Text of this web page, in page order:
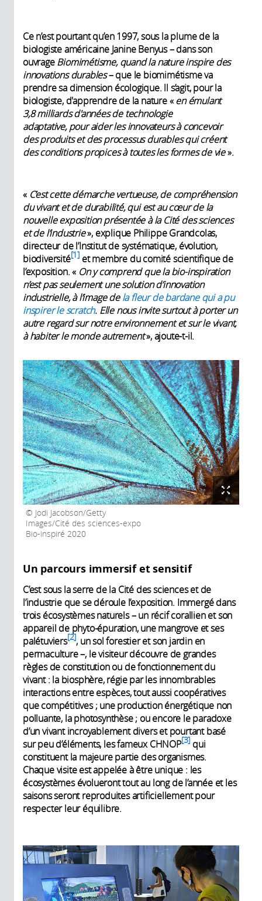
Ce n’est pourtant qu’en 1997, sous la plume de la
biologiste américaine Janine Benyus – dans son
ouvrageBiomimétisme, quand la nature inspire des
innovations durables– que le biomimétisme va
prendre sa dimension écologique. ll s’agit, pour la
biologiste, d'apprendre de la nature «en émulant
3,8 milliards d'années de technologie
adaptative, pour aider les innovateurs à concevoir
des produits et des processus durables qui créent
des conditions propices à toutes les formes de vie».
« C’est cette démarche vertueuse, de compréhension
du vivant et de durabilité, qui est au cœur de la
nouvelle exposition présentée à la Cité des sciences
et de l’industrie», explique Philippe Grandcolas,
directeur de l’Institut de systématique, évolution,
biodiversité 1 et membre du comité scientifique de
l’exposition. « On y comprend que la bio-inspiration
n’est pas seulement une solution d’innovation
industrielle, à l’image dela fleur de bardane qui a pu
inspirer le scratch. Elle nous invite surtout à porter un
autre regard sur notre environnement et sur le vivant,
à habiter le monde autrement», ajoute-t-il.
Jodi Jacobson/Getty
Images/Cité des sciences-expo
Bio-inspiré 2020
Un parcours immersif et sensitif
C’est sous la serre de la Cité des sciences et de
l’industrie que se déroule l’exposition. Immergé dans
trois écosystèmes naturels – un récif corallien et son
appareil de phyto-épuration, une mangrove et ses
palétuviers 2 , un sol forestier et son jardin en
permaculture –, le visiteur découvre de grandes
règles de constitution ou de fonctionnement du
vivant : la biosphère, régie par les innombrables
interactions entre espèces, tout aussi coopératives
que compétitives ; une production énergétique non
polluante, la photosynthèse ; ou encore le paradoxe
d’un vivant incroyablement divers et pourtant basé
sur peu d’éléments, les fameux CHNOP 3 qui
constituent la majeure partie des organismes.
Chaque visite est appelée à être unique : les
écosystèmes évolueront tout au long de l’année et les
saisons seront reproduites artificiellement pour
respecter leur équilibre.